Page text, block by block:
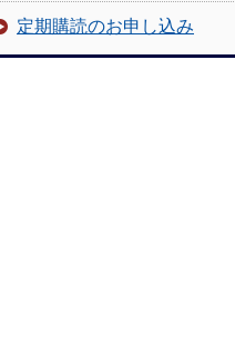
定期購読のお申し込み